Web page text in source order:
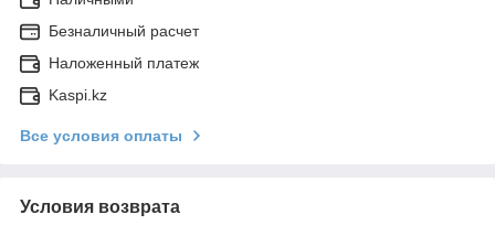
Безналичный расчет
Наложенный платеж
Kaspi.kz
Все условия оплаты
Условия возврата